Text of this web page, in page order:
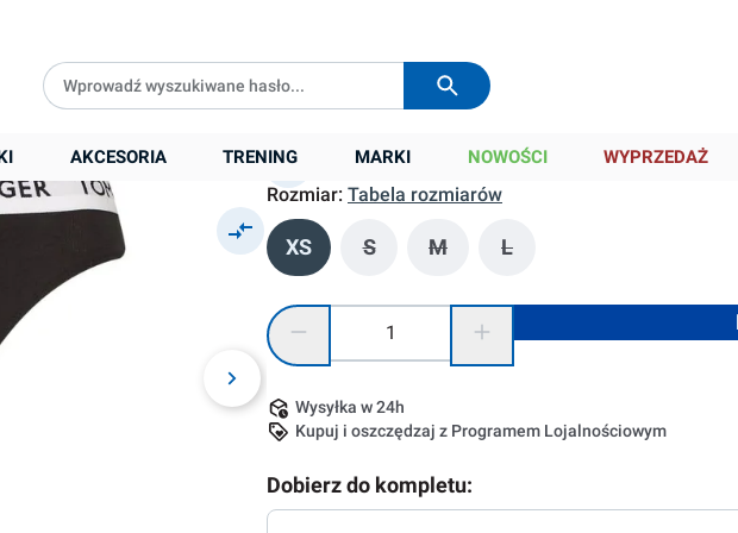
AKCESORIA TRENING MARKI NOWOŚCI WYPRZEDAŻ
39,90 zł
Cena sugerowana:109,00 zł
Rozmiar: Tabela rozmiarów
XS S(Ta opcja jest obecnie niedostępna.)
M(Ta opcja jest obecnie niedostępna.)
L(Ta opcja jest obecnie
Ilość produktu: Wprowadź żądaną ilość lub użyj
Wysyłka w 24h
Kupuj i oszczędzaj z Programem Lojalnościowym
Dobierz do kompletu: